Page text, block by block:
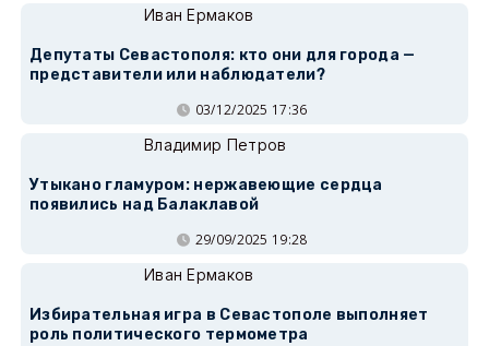
Иван Ермаков
Депутаты Севастополя: кто они для города —
представители или наблюдатели?
03/12/2025 17:36
Владимир Петров
Утыкано гламуром: нержавеющие сердца
появились над Балаклавой
29/09/2025 19:28
Иван Ермаков
Избирательная игра в Севастополе выполняет
роль политического термометра